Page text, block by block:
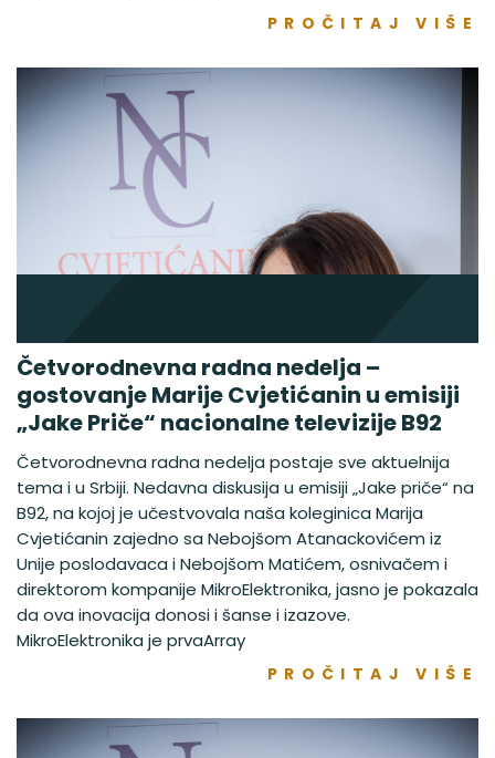
PROČITAJ VIŠE
Četvorodnevna radna nedelja –
gostovanje Marije Cvjetićanin u emisiji
„Jake Priče“ nacionalne televizije B92
Četvorodnevna radna nedelja postaje sve aktuelnija
tema i u Srbiji. Nedavna diskusija u emisiji „Jake priče“ na
B92, na kojoj je učestvovala naša koleginica Marija
Cvjetićanin zajedno sa Nebojšom Atanackovićem iz
Unije poslodavaca i Nebojšom Matićem, osnivačem i
direktorom kompanije MikroElektronika, jasno je pokazala
da ova inovacija donosi i šanse i izazove.
MikroElektronika je prvaArray
PROČITAJ VIŠE